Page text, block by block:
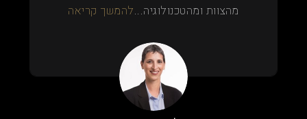
מהצוות ומהטכנולוגיה...להמשך קריאה